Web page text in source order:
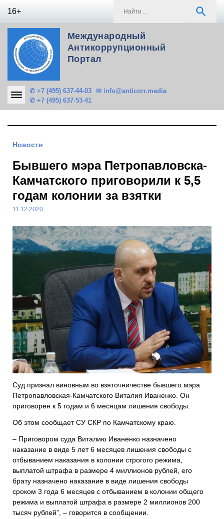
16+ search
Международный
Антикоррупционный
Портал
✆ +7 (495) 637-44-03
✆ +7 (495) 637-53-41
✉ info@anticorr.media
Новости
Бывшего мэра Петропавловска-
Камчатского приговорили к 5,5
годам колонии за взятки
11.12.2020
Суд признал виновным во взяточничестве бывшего мэра
Петропавловская-Камчатского Виталия Иваненко. Он
приговорен к 5 годам и 6 месяцам лишения свободы.
Об этом сообщает СУ СКР по Камчатскому краю.
– Приговором суда Виталию Иваненко назначено
наказание в виде 5 лет 6 месяцев лишения свободы с
отбыванием наказания в колонии строгого режима,
выплатой штрафа в размере 4 миллионов рублей, его
брату назначено наказание в виде лишения свободы
сроком 3 года 6 месяцев с отбыванием в колонии общего
режима и выплатой штрафа в размере 2 миллионов 200
тысяч рублей”, – говорится в сообщении.